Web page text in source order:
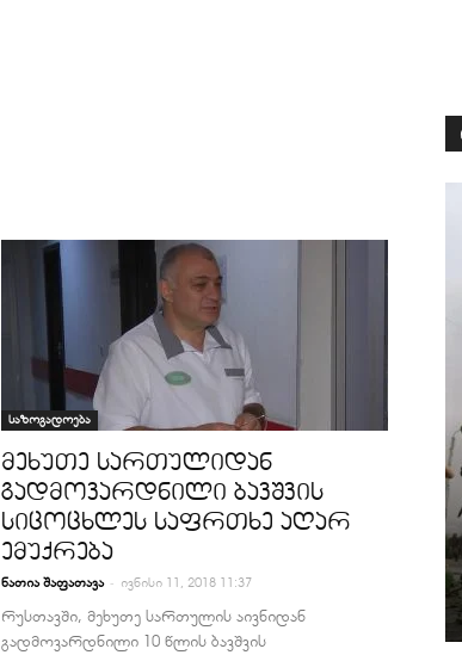
საზოგადოება
მეხუთე სართულიდან
გადმოვარდნილი ბავშვის
სიცოცხლეს საფრთხე აღარ
ემუქრება
ნათია შაფათავა - ივნისი 11, 2018 11:37
რუსთავში, მეხუთე სართულის აივნიდან
გადმოვარდნილი 10 წლის ბავშვის